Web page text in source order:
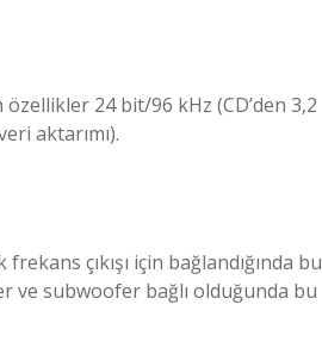
24 bit/96 kHz (CD’den 3,2
aktarımı).
çıkışı için bağlandığında bu
ve subwoofer bağlı olduğunda bu